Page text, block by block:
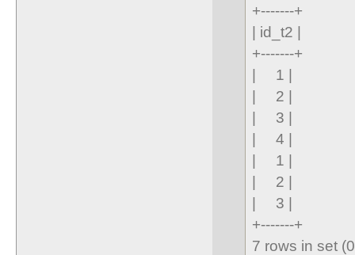
+-------+
| id_t2 |
+-------+
| 1 |
| 2 |
| 3 |
| 4 |
| 1 |
| 2 |
| 3 |
+-------+
7 rows in set